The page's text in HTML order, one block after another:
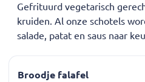
Gefrituurd vegetarisch
kruiden. Al onze schotels
salade, patat en saus naar
Broodje falafel